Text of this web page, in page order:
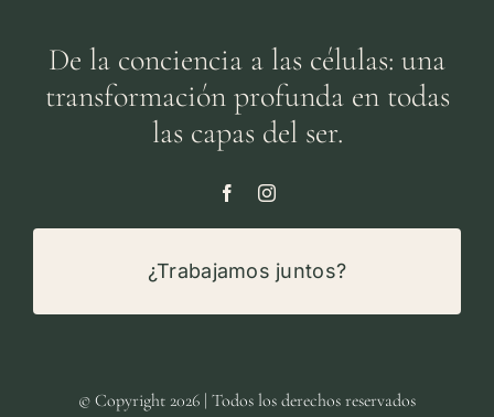
De la conciencia a las células: una
transformación profunda en todas
las capas del ser.
¿Trabajamos juntos?
© Copyright 2026 | Todos los derechos reservados